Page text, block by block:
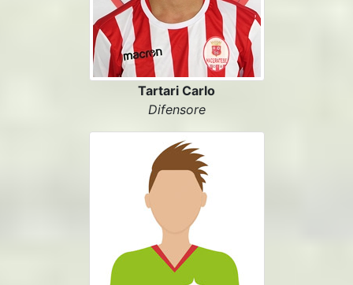
Tartari Carlo
Difensore